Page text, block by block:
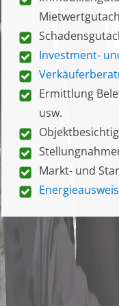
Investment-
Ermittlung
usw.
Markt- und
Energieausweis